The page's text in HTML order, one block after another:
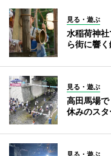
見る・遊ぶ
水稲荷神
ら街に響
見る・遊ぶ
高田馬場
休みのス
見る・遊ぶ